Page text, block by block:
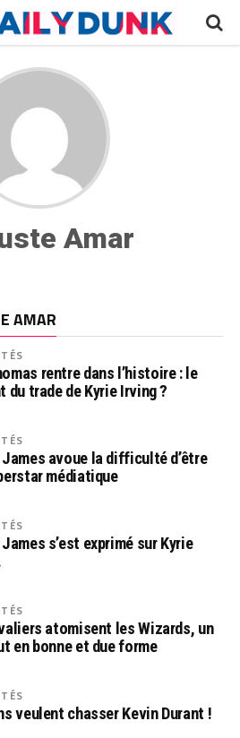
Amar
AMAR
rentre dans l’histoire : le
du trade de Kyrie Irving ?
James avoue la difficulté d’être
médiatique
s’est exprimé sur Kyrie
atomisent les Wizards, un
en bonne et due forme
veulent chasser Kevin Durant !